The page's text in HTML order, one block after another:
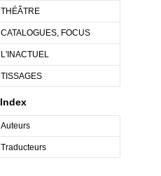
THÉÃTRE
CATALOGUES, FOCUS
L'INACTUEL
TISSAGES
Index
Auteurs
Traducteurs